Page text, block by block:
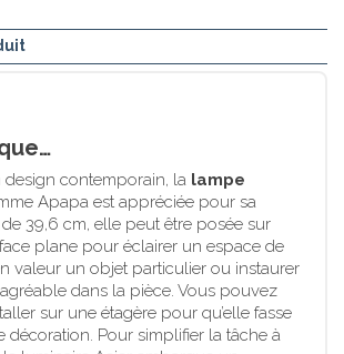
design contemporain, la lampe
Apapa est appréciée pour sa
39,6 cm, elle peut être posée sur
plane pour éclairer un espace de
valeur un objet particulier ou instaurer
dans la pièce. Vous pouvez
sur une étagère pour qu’elle fasse
décoration. Pour simplifier la tâche à